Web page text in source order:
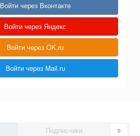
Войти через Вконтакте
Войти через Яндекс
Войти через OK.ru
Войти через Mail.ru
Подписчики 0